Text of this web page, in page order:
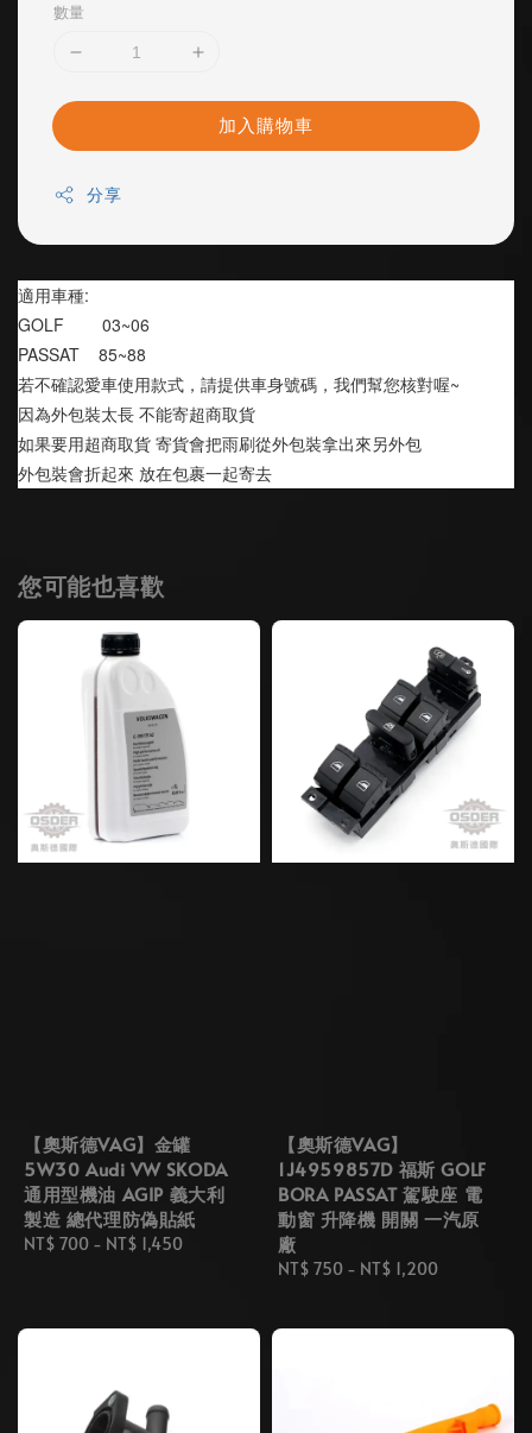
數量
加入購物車
分享
適用車種:
GOLF        03~06
PASSAT    85~88
若不確認愛車使用款式，請提供車身號碼，我們幫您核對喔~
因為外包裝太長 不能寄超商取貨
如果要用超商取貨 寄貨會把雨刷從外包裝拿出來另外包
外包裝會折起來 放在包裹一起寄去
您可能也喜歡
【奧斯德VAG】金罐
5W30 Audi VW SKODA
通用型機油 AGIP 義大利
製造 總代理防偽貼紙
Regular
NT$ 700 - NT$ 1,450
【奧斯德VAG】
1J4959857D 福斯 GOLF
BORA PASSAT 駕駛座 電
動窗 升降機 開關 一汽原
廠
Regular
NT$ 750 - NT$ 1,200